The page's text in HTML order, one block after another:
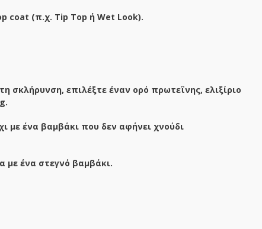
coat (π.χ. Tip Top ή Wet Look).
σκλήρυνση, επιλέξτε έναν ορό πρωτεΐνης, ελιξίριο
με ένα βαμβάκι που δεν αφήνει χνούδι
με ένα στεγνό βαμβάκι.